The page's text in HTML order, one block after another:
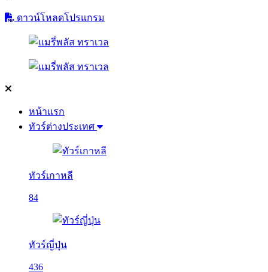
ดาวน์โหลดโปรแกรม
หน้าแรก
ทัวร์ต่างประเทศ
ทัวร์เกาหลี
84
ทัวร์ญี่ปุ่น
436